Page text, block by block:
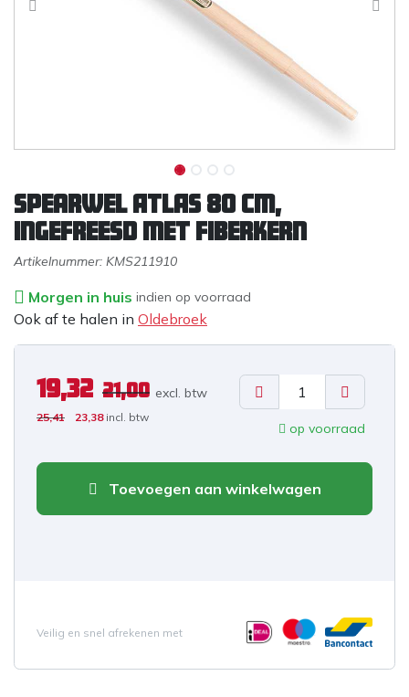
Spearwel ATLAS 80 cm,
ingefreesd met fiberkern
Artikelnummer: KMS211910
Morgen in huis indien op voorraad
Ook af te halen in Oldebroek
19,32 21,00 excl. btw
25,41 23,38 incl. btw
op voorraad
Toevoegen aan winkelwagen
Veilig en snel afrekenen met